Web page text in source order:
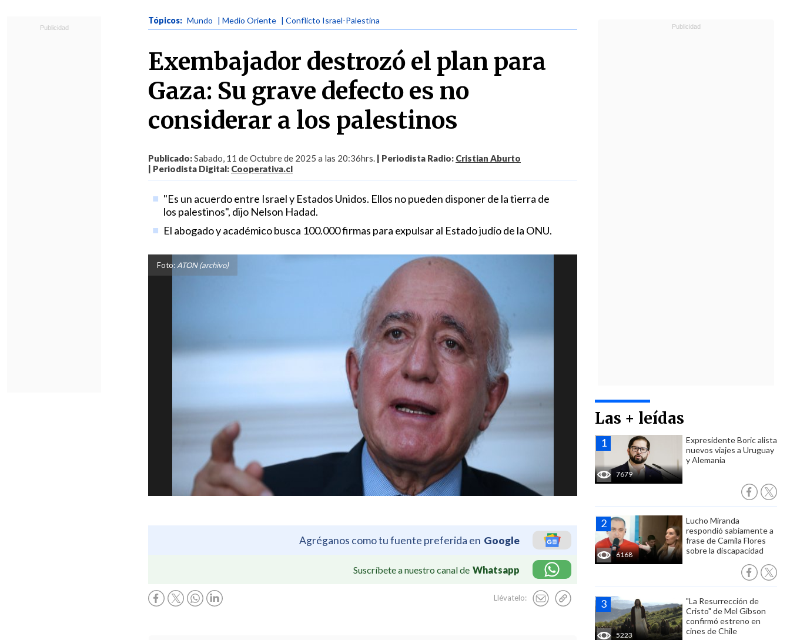
Tópicos: Mundo | Medio Oriente | Conflicto Israel-Palestina
Exembajador destrozó el plan para
Gaza: Su grave defecto es no
considerar a los palestinos
Publicado:Sabado, 11 de Octubre de 2025 a las 20:36hrs. | Periodista Radio: Cristian Aburto
| Periodista Digital: Cooperativa.cl
"Es un acuerdo entre Israel y Estados Unidos. Ellos no pueden disponer de la tierra de
los palestinos", dijo Nelson Hadad.
El abogado y académico busca 100.000 firmas para expulsar al Estado judío de la ONU.
Foto: ATON (archivo)
Agréganos como tu fuente preferida en Google
Suscríbete a nuestro canal de Whatsapp
Llévatelo:
Las + leídas
7679
Expresidente Boric alista
nuevos viajes a Uruguay
y Alemania
6168
Lucho Miranda
respondió sabiamente a
frase de Camila Flores
sobre la discapacidad
5223
"La Resurrección de
Cristo" de Mel Gibson
confirmó estreno en
cines de Chile